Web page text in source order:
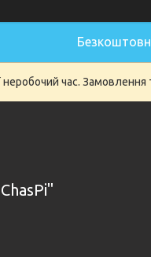
неробочий час.